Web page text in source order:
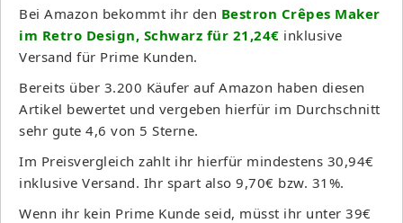
Bei Amazon bekommt ihr den Bestron Crêpes Maker
im Retro Design, Schwarz für 21,24€ inklusive
Versand für Prime Kunden.
Bereits über 3.200 Käufer auf Amazon haben diesen
Artikel bewertet und vergeben hierfür im Durchschnitt
sehr gute 4,6 von 5 Sterne.
Im Preisvergleich zahlt ihr hierfür mindestens 30,94€
inklusive Versand. Ihr spart also 9,70€ bzw. 31%.
Wenn ihr kein Prime Kunde seid, müsst ihr unter 39€